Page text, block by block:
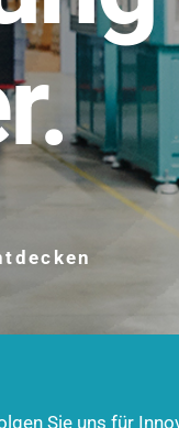
Das innovative
robust, IP-
Jetzt
Sie uns für